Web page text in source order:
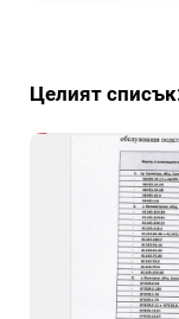
Целият